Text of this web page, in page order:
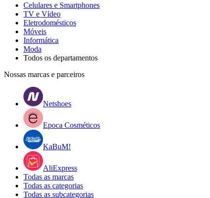
Celulares e Smartphones
TV e Vídeo
Eletrodomésticos
Móveis
Informática
Moda
Todos os departamentos
Nossas marcas e parceiros
Netshoes
Epoca Cosméticos
KaBuM!
AliExpress
Todas as marcas
Todas as categorias
Todas as subcategorias